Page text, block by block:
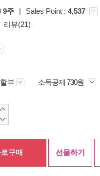
9주 | Sales Point : 4,537
리뷰(21)
부 소득공제 730원
구매 선물하기